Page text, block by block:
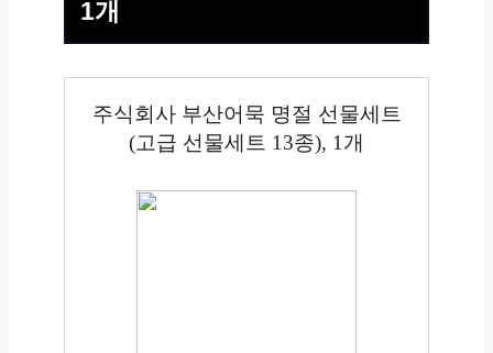
1개
주식회사 부산어묵 명절 선물세트
(고급 선물세트 13종), 1개